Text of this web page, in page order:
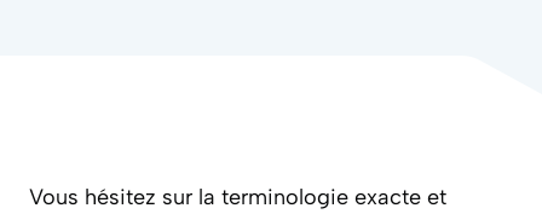
Vous hésitez sur la terminologie exacte et